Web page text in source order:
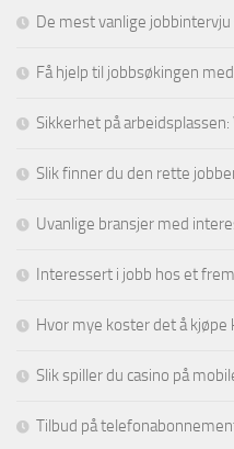
De mest vanlige
Få hjelp til jobbsøkingen
Sikkerhet på
Slik finner du den rette
Uvanlige bransjer med
Interessert i jobb hos et
Hvor mye koster det å kjøpe
Slik spiller du casino på
Tilbud på